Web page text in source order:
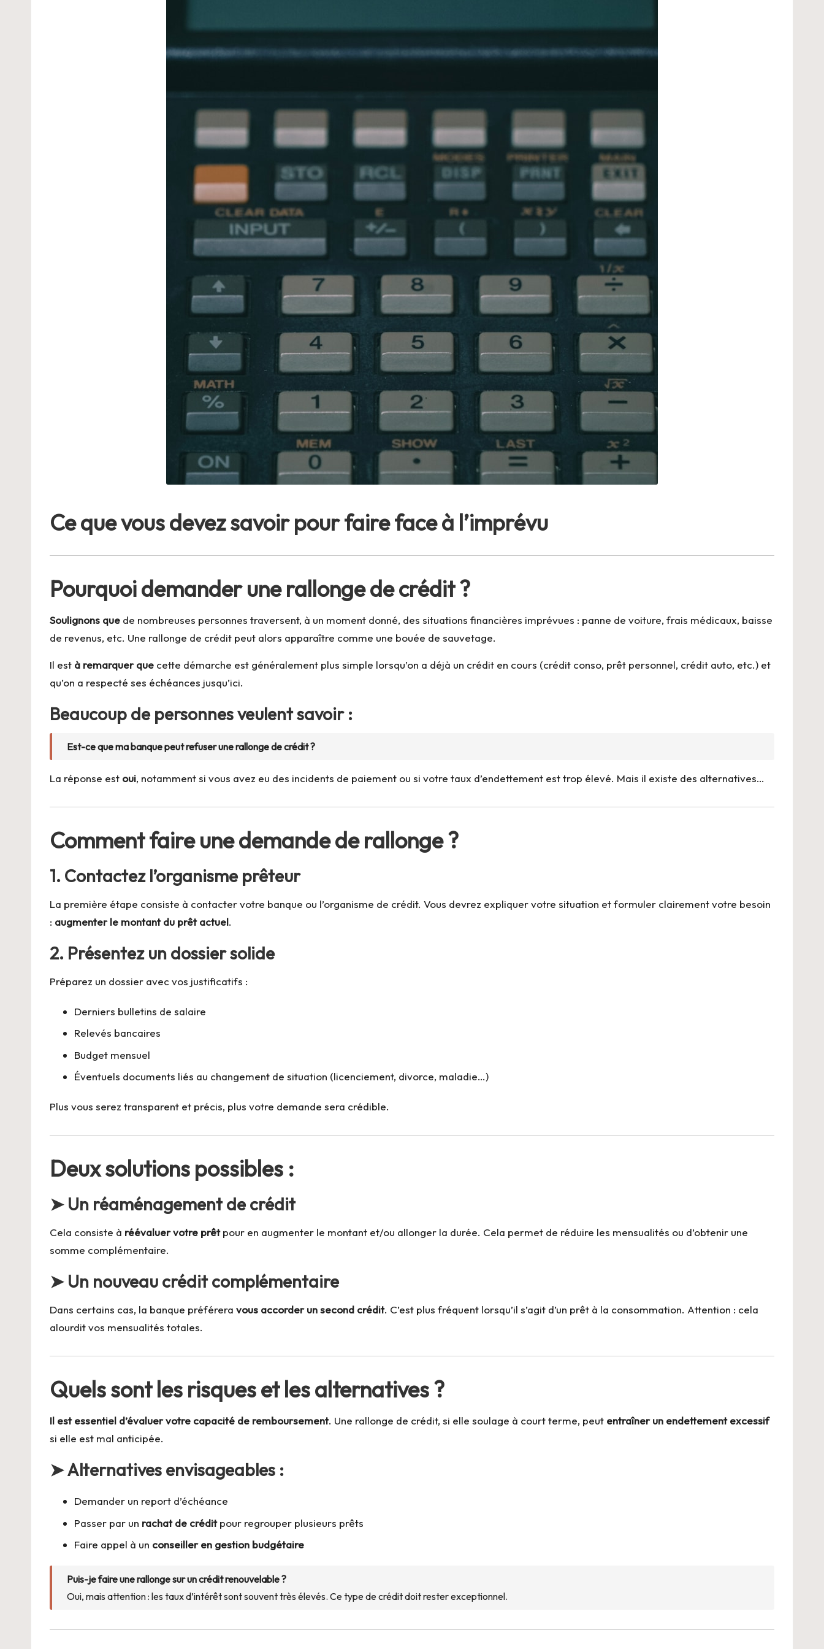
Ce que vous devez savoir pour faire face à l’imprévu
Pourquoi demander une rallonge de crédit ?
Soulignons que de nombreuses personnes traversent, à un moment donné, des situations financières imprévues : panne de voiture, frais médicaux, baisse
de revenus, etc. Une rallonge de crédit peut alors apparaître comme une bouée de sauvetage.
Il est à remarquer que cette démarche est généralement plus simple lorsqu’on a déjà un crédit en cours (crédit conso, prêt personnel, crédit auto, etc.) et
qu’on a respecté ses échéances jusqu’ici.
Beaucoup de personnes veulent savoir :
Est-ce que ma banque peut refuser une rallonge de crédit ?
La réponse est oui, notamment si vous avez eu des incidents de paiement ou si votre taux d’endettement est trop élevé. Mais il existe des alternatives…
Comment faire une demande de rallonge ?
1. Contactez l’organisme prêteur
La première étape consiste à contacter votre banque ou l’organisme de crédit. Vous devrez expliquer votre situation et formuler clairement votre besoin
: augmenter le montant du prêt actuel.
2. Présentez un dossier solide
Préparez un dossier avec vos justificatifs :
Derniers bulletins de salaire
Relevés bancaires
Budget mensuel
Éventuels documents liés au changement de situation (licenciement, divorce, maladie…)
Plus vous serez transparent et précis, plus votre demande sera crédible.
Deux solutions possibles :
➤ Un réaménagement de crédit
Cela consiste à réévaluer votre prêtpour en augmenter le montant et/ou allonger la durée. Cela permet de réduire les mensualités ou d’obtenir une
somme complémentaire.
➤ Un nouveau crédit complémentaire
Dans certains cas, la banque préférera vous accorder un second crédit. C’est plus fréquent lorsqu’il s’agit d’un prêt à la consommation. Attention : cela
alourdit vos mensualités totales.
Quels sont les risques et les alternatives ?
Il est essentiel d’évaluer votre capacité de remboursement. Une rallonge de crédit, si elle soulage à court terme, peut entraîner un endettement excessif
si elle est mal anticipée.
➤ Alternatives envisageables :
Demander un report d’échéance
Passer par un rachat de créditpour regrouper plusieurs prêts
Faire appel à un conseiller en gestion budgétaire
Puis-je faire une rallonge sur un crédit renouvelable ?
Oui, mais attention : les taux d’intérêt sont souvent très élevés. Ce type de crédit doit rester exceptionnel.